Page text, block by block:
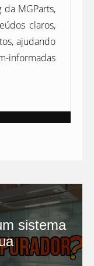
MGParts,
claros,
ajudando
informadas
sistema